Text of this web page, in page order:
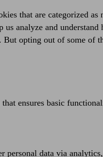
that are categorized as
analyze and understand
opting out of some of
ensures basic
data via